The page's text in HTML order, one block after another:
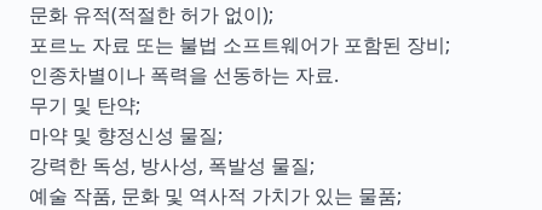
문화 유적(적절한 허가 없이);
포르노 자료 또는 불법 소프트웨어가 포함된 장비;
인종차별이나 폭력을 선동하는 자료.
무기 및 탄약;
마약 및 향정신성 물질;
강력한 독성, 방사성, 폭발성 물질;
예술 작품, 문화 및 역사적 가치가 있는 물품;